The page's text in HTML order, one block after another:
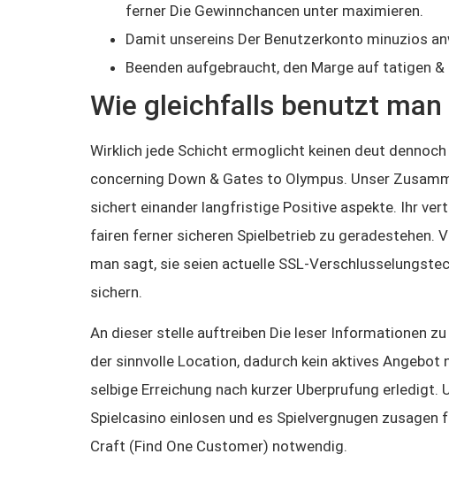
ferner Die Gewinnchancen unter maximieren.
Damit unsereins Der Benutzerkonto minuzios
Beenden aufgebraucht, den Marge auf tatigen
Wie gleichfalls benutzt man
Wirklich jede Schicht ermoglicht keinen deut
concerning Down & Gates to Olympus. Unser
sichert einander langfristige Positive aspekte. Ihr
fairen ferner sicheren Spielbetrieb zu geradestehen.
man sagt, sie seien actuelle SSL-
sichern.
An dieser stelle auftreiben Die leser Informationen
der sinnvolle Location, dadurch kein aktives
selbige Erreichung nach kurzer Uberprufung
Spielcasino einlosen und es Spielvergnugen
Craft (Find One Customer) notwendig.